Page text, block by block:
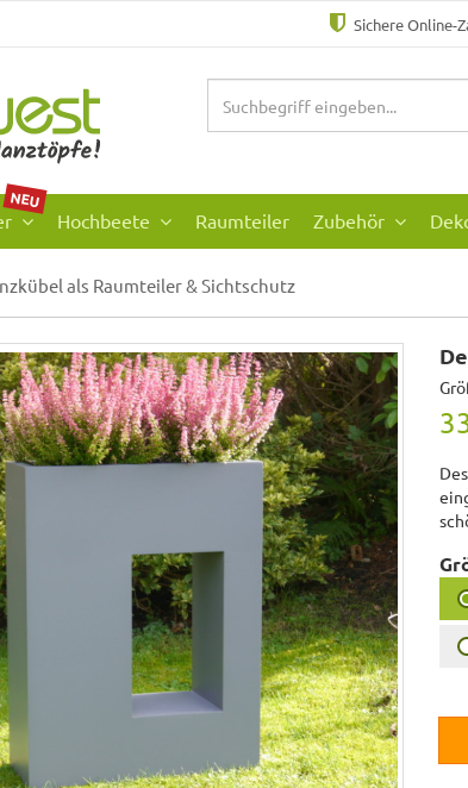
Sichere Online-
NEU
Hochbeete Raumteiler Zubehör
als Raumteiler & Sichtschutz